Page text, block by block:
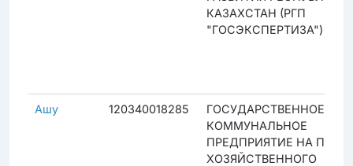
КАЗАХСТАН (РГП
"ГОСЭКСПЕРТИЗА")
Ашу 120340018285
ГОСУДАРСТВЕННОЕ
КОММУНАЛЬНОЕ
ПРЕДПРИЯТИЕ НА ПРАВЕ
ХОЗЯЙСТВЕННОГО